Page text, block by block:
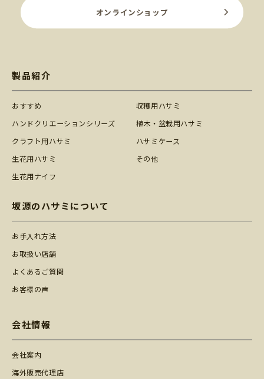
オンラインショップ
製品紹介
おすすめ
ハンドクリエーションシリーズ
クラフト用ハサミ
生花用ハサミ
生花用ナイフ
収穫用ハサミ
植木・盆栽用ハサミ
ハサミケース
その他
坂源のハサミについて
お手入れ方法
お取扱い店舗
よくあるご質問
お客様の声
会社情報
会社案内
海外販売代理店